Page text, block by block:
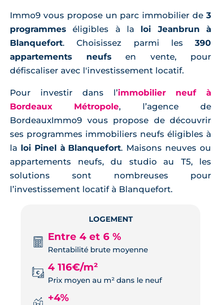
Immo9 vous propose un parc immobilier de 3
programmes éligibles à la loi Jeanbrun à
Blanquefort. Choisissez parmi les 390
appartements neufsen vente, pour
défiscaliser avec l'investissement locatif.
Pour investir dans l’immobilier neuf à
Bordeaux Métropole, l’agence de
BordeauxImmo9 vous propose de découvrir
ses programmes immobiliers neufs éligibles à
la loi Pinel à Blanquefort. Maisons neuves ou
appartements neufs, du studio au T5, les
solutions sont nombreuses pour
l’investissement locatif à Blanquefort.
LOGEMENT
Entre 4 et 6 %
Rentabilité brute moyenne
4 116€/m²
Prix moyen au m² dans le neuf
+4%